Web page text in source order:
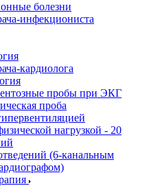
болезни
инфекциониста
кардиолога
пробы при ЭКГ
проба
нагрузкой - 20
(6-канальным